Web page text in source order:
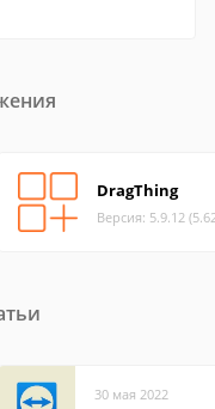
DragThing
Версия: 5.9.12
30 мая 2022